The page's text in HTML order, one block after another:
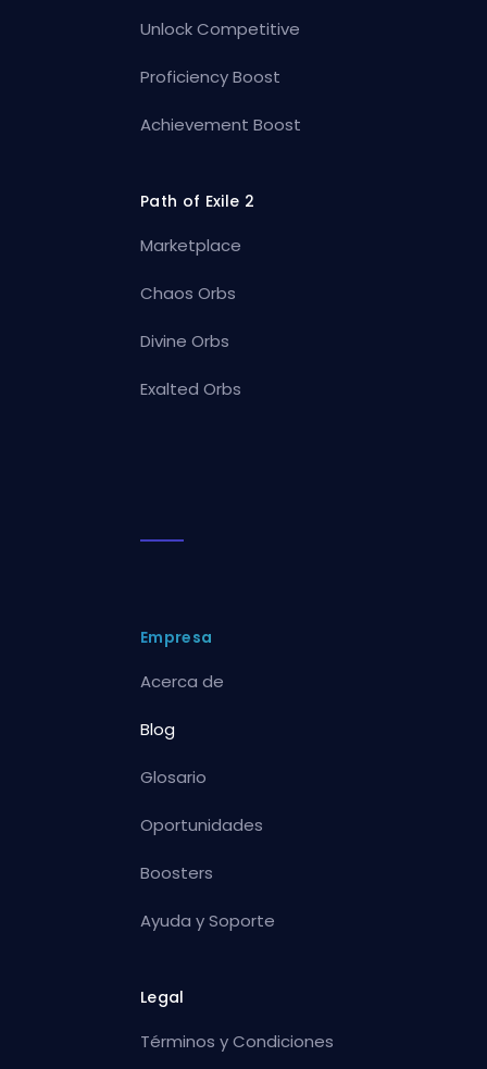
Unlock Competitive
Proficiency Boost
Achievement Boost
Path of Exile 2
Marketplace
Chaos Orbs
Divine Orbs
Exalted Orbs
Empresa
Acerca de
Blog
Glosario
Oportunidades
Boosters
Ayuda y Soporte
Legal
Términos y Condiciones